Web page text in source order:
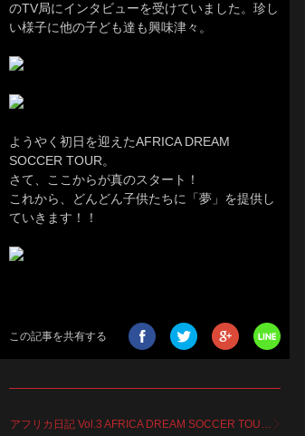
のTV局にインタビューを受けていました。珍し
い様子に他の子ども達も興味津々。
ようやく初日を迎えたAFRICA DREAM
SOCCER TOUR。
さて、ここからが真のスタート！
これから、どんどん子供たちに「夢」を提供し
ていきます！！
この記事を共有する
アフリカ日記 Vol.3 AFRICA DREAM SOCCER TOU…